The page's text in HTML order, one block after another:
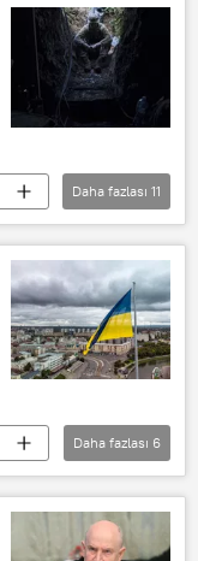
Daha fazlası 11
Daha fazlası 6